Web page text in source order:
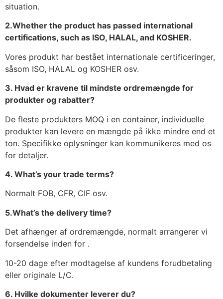
situation.
2.Whether the product has passed international
certifications, such as ISO, HALAL, and KOSHER.
Vores produkt har bestået internationale certificeringer,
såsom ISO, HALAL og KOSHER osv.
3. Hvad er kravene til mindste ordremængde for
produkter og rabatter?
De fleste produkters MOQ i en container, individuelle
produkter kan levere en mængde på ikke mindre end et
ton. Specifikke oplysninger kan kommunikeres med os
for detaljer.
4. What’s your trade terms?
Normalt FOB, CFR, CIF osv.
5.What’s the delivery time?
Det afhænger af ordremængde, normalt arrangerer vi
forsendelse inden for .
10-20 dage efter modtagelse af kundens forudbetaling
eller originale L/C.
6. Hvilke dokumenter leverer du?